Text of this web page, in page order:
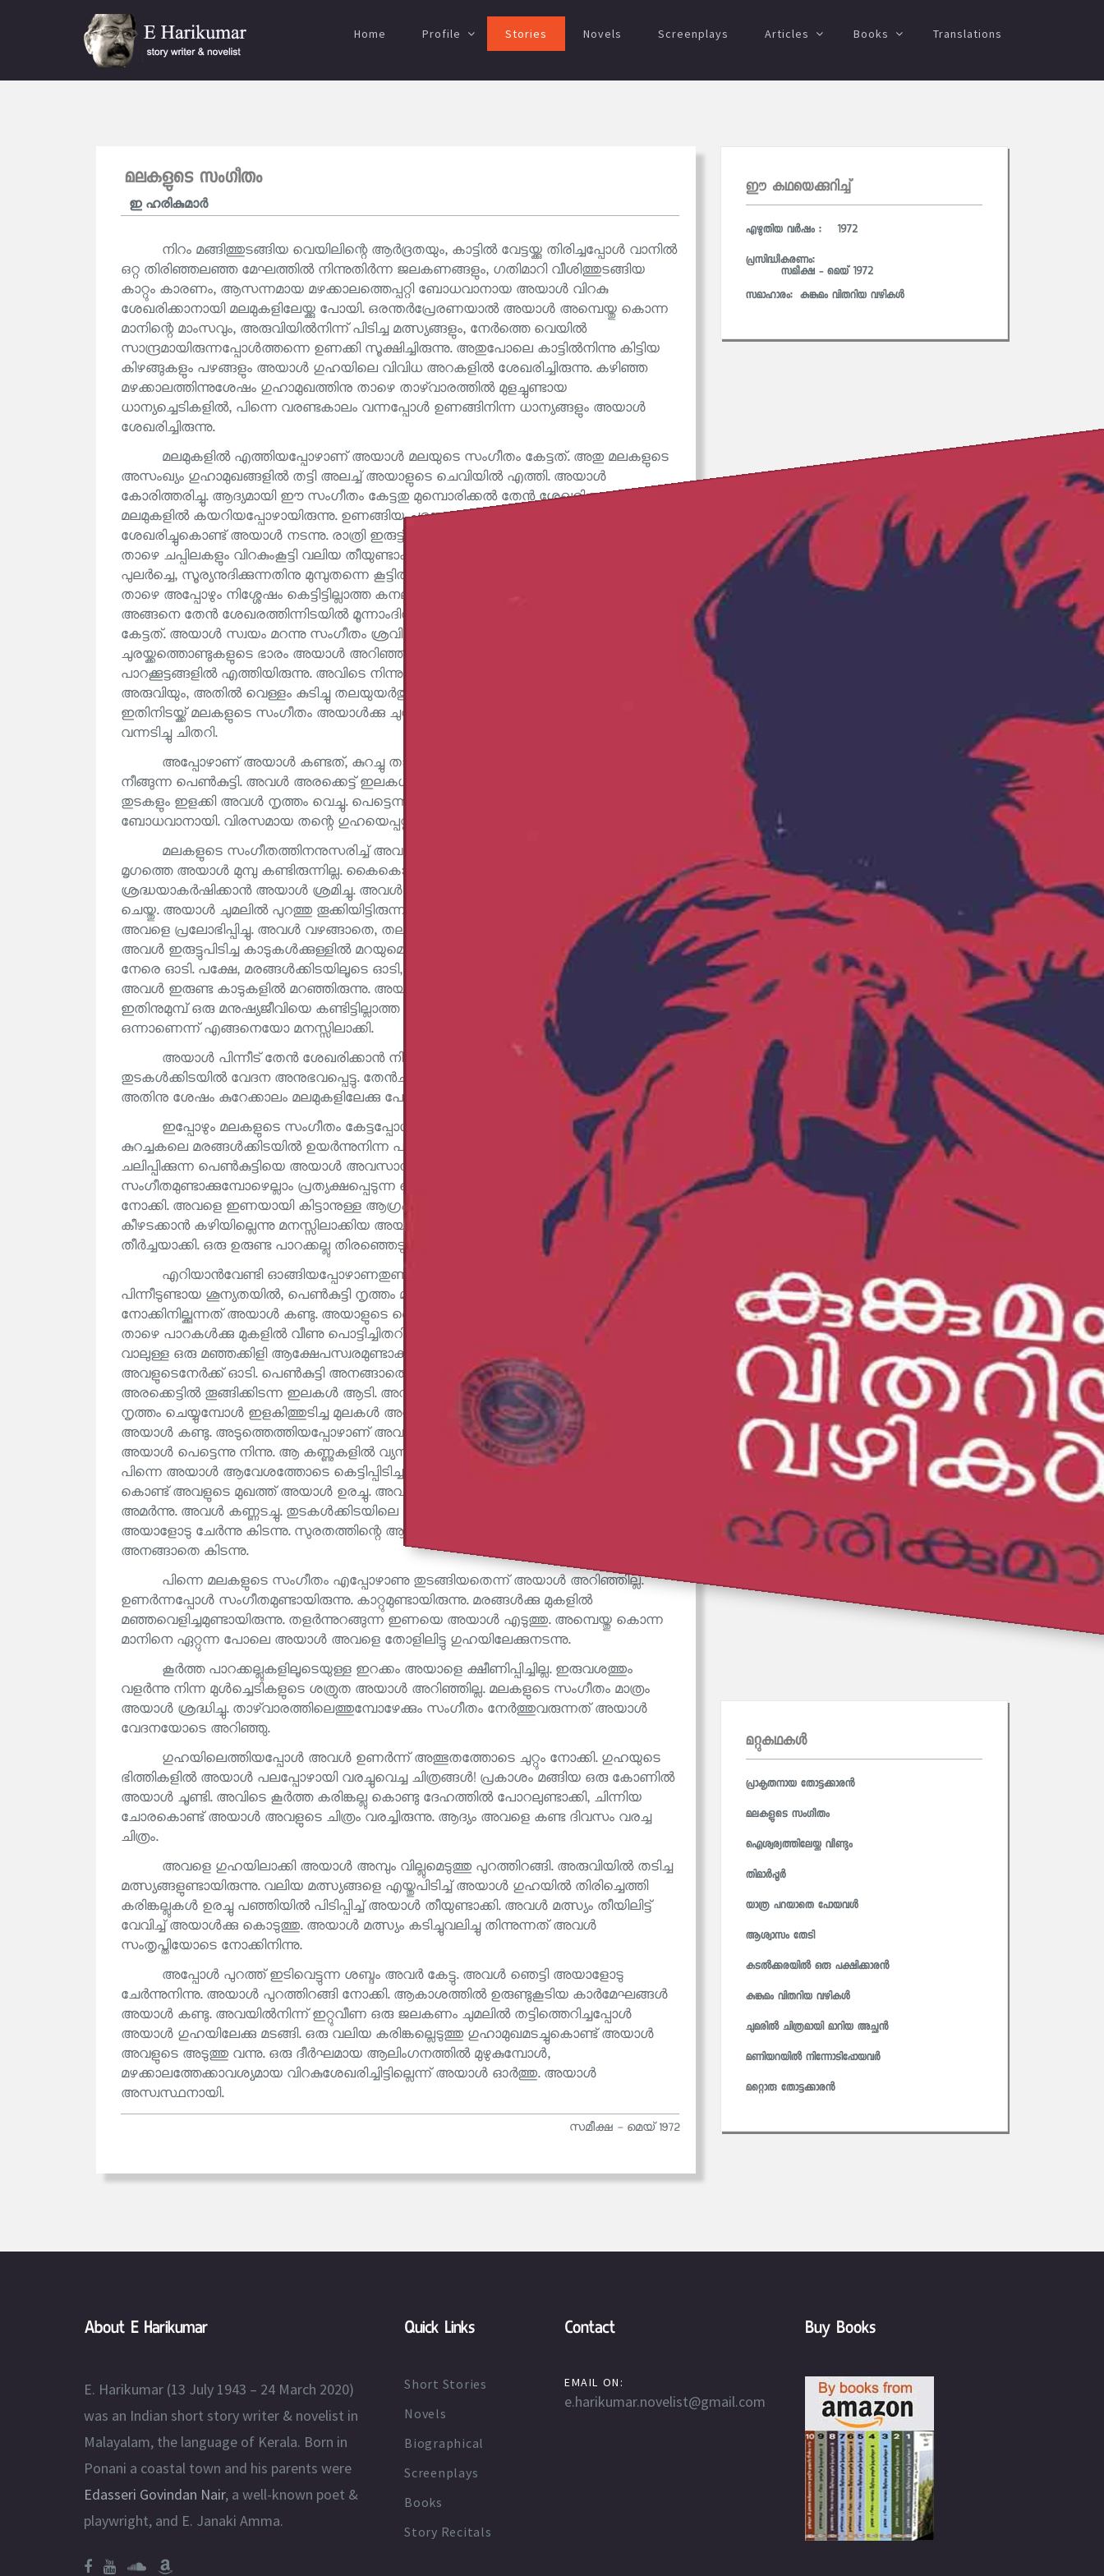
Home Profile Stories Novels Screenplays Articles Books Translations
മലകളുടെ സംഗീതം
ഇ ഹരികുമാര്‍
നിറം മങ്ങിത്തുടങ്ങിയ വെയിലിന്റെ ആർദ്രതയും, കാട്ടിൽ വേട്ടയ്ക്കു തിരിച്ചപ്പോൾ വാനിൽ
ഒറ്റ തിരിഞ്ഞലഞ്ഞ മേഘത്തിൽ നിന്നുതിർന്ന ജലകണങ്ങളും, ഗതിമാറി വീശിത്തുടങ്ങിയ
കാറ്റും കാരണം, ആസന്നമായ മഴക്കാലത്തെപ്പറ്റി ബോധവാനായ അയാൾ വിറകു
ശേഖരിക്കാനായി മലമുകളിലേയ്ക്കു പോയി. ഒരന്തർപ്രേരണയാൽ അയാൾ അമ്പെയ്തു കൊന്ന
മാനിന്റെ മാംസവും, അരുവിയിൽനിന്ന് പിടിച്ച മത്സ്യങ്ങളും, നേർത്തെ വെയിൽ
സാന്ദ്രമായിരുന്നപ്പോൾത്തന്നെ ഉണക്കി സൂക്ഷിച്ചിരുന്നു. അതുപോലെ കാട്ടിൽനിന്നു കിട്ടിയ
കിഴങ്ങുകളും പഴങ്ങളും അയാൾ ഗുഹയിലെ വിവിധ അറകളിൽ ശേഖരിച്ചിരുന്നു. കഴിഞ്ഞ
മഴക്കാലത്തിന്നുശേഷം ഗുഹാമുഖത്തിനു താഴെ താഴ്‌വാരത്തിൽ മുളച്ചുണ്ടായ
ധാന്യച്ചെടികളിൽ, പിന്നെ വരണ്ടകാലം വന്നപ്പോൾ ഉണങ്ങിനിന്ന ധാന്യങ്ങളും അയാൾ
ശേഖരിച്ചിരുന്നു.
മലമുകളിൽ എത്തിയപ്പോഴാണ് അയാൾ മലയുടെ സംഗീതം കേട്ടത്. അതു മലകളുടെ
അസംഖ്യം ഗുഹാമുഖങ്ങളിൽ തട്ടി അലച്ച് അയാളുടെ ചെവിയിൽ എത്തി. അയാൾ
കോരിത്തരിച്ചു. ആദ്യമായി ഈ സംഗീതം കേട്ടതു മുമ്പൊരിക്കൽ തേൻ ശേഖരിക്കാനായി
മലമുകളിൽ കയറിയപ്പോഴായിരുന്നു. ഉണങ്ങിയ ചുരയ്ക്കത്തൊണ്ടുകളിൽ പകൽ മുഴുവൻ തേൻ
ശേഖരിച്ചുകൊണ്ട് അയാൾ നടന്നു. രാത്രി ഇരുട്ടിൽനിന്നും മൃഗങ്ങളിൽ നിന്നും രക്ഷപ്പെടാൻ,
താഴെ ചപ്പിലകളും വിറകുംകൂട്ടി വലിയ തീയുണ്ടാക്കി, അയാൾ മരത്തിന്റെ കവരങ്ങളിൽ ഉറങ്ങി.
പുലർച്ചെ, സൂര്യനുദിക്കുന്നതിനു മുമ്പുതന്നെ കൂട്ടിൽ ഉറങ്ങിയിരുന്ന പക്ഷികളെ പിടിച്ചുകൊന്ന്,
താഴെ അപ്പോഴും നിശ്ശേഷം കെട്ടിട്ടില്ലാത്ത കനലിൽ ചുട്ടെടുത്തു തിന്ന് അയാൾ യാത്ര തുടർന്നു.
അങ്ങനെ തേൻ ശേഖരത്തിന്നിടയിൽ മൂന്നാംദിവസമാണ് അയാൾ മലകളുടെ സംഗീതം
കേട്ടത്. അയാൾ സ്വയം മറന്നു സംഗീതം ശ്രവിച്ചു. തേൻ നിറഞ്ഞുതുളുമ്പുന്ന
ചുരയ്ക്കത്തൊണ്ടുകളുടെ ഭാരം അയാൾ അറിഞ്ഞില്ല. അയാൾ മലയുടെ ഏറ്റവും മുകളിലെ
പാറക്കൂട്ടങ്ങളിൽ എത്തിയിരുന്നു. അവിടെ നിന്നു നോക്കിയാൽ താഴ്‌വാരത്തിൽ ഒഴുകുന്ന
അരുവിയും, അതിൽ വെള്ളം കുടിച്ചു തലയുയർത്തുന്ന മാൻകൂട്ടങ്ങളും ചെറുതായി കാണാം.
ഇതിനിടയ്ക്ക് മലകളുടെ സംഗീതം അയാൾക്കു ചുറ്റും അലകളുണ്ടാക്കി ഒഴുകി, പാറക്കൂട്ടങ്ങളിൽ
വന്നടിച്ചു ചിതറി.
അപ്പോഴാണ് അയാൾ കണ്ടത്, കുറച്ചു താഴെ പാറക്കൂട്ടങ്ങൾക്കു മുകളിൽ നൃത്തം വെച്ചു
നീങ്ങുന്ന പെൺകുട്ടി. അവൾ അരക്കെട്ട് ഇലകൾകൊണ്ടു മറച്ചിരുന്നു. മുഴുത്ത മാറിടവും തടിച്ച
തുടകളും ഇളക്കി അവൾ നൃത്തം വെച്ചു. പെട്ടെന്ന് ഏകാന്തതയെപ്പറ്റി അയാൾ
ബോധവാനായി. വിരസമായ തന്റെ ഗുഹയെപ്പറ്റി അയാൾ ഓർത്തു.
മലകളുടെ സംഗീതത്തിനനുസരിച്ച് അവളുടെ കാലുകൾ ചലിച്ചു. ഇത്ര ഭംഗിയുള്ള ഒരു
മൃഗത്തെ അയാൾ മുമ്പു കണ്ടിരുന്നില്ല. കൈകൊട്ടി, വായകൊണ്ടു ശബ്ദം ഉണ്ടാക്കി അവളുടെ
ശ്രദ്ധയാകർഷിക്കാൻ അയാൾ ശ്രമിച്ചു. അവൾ തലയുയർത്തി നോക്കി, നൃത്തം തുടരുകയും
ചെയ്തു. അയാൾ ചുമലിൽ പുറത്തു തൂക്കിയിട്ടിരുന്ന തേൻ നിറച്ച ചുരയ്ക്കാത്തൊണ്ടെടുത്തു കാണിച്ച്
അവളെ പ്രലോഭിപ്പിച്ചു. അവൾ വഴങ്ങാതെ, തലയാട്ടി നൃത്തം ചവിട്ടി നീങ്ങി. അടുത്തുതന്നെ
അവൾ ഇരുട്ടുപിടിച്ച കാടുകൾക്കുള്ളിൽ മറയുമെന്നു ബോദ്ധ്യമായപ്പോൾ അയാൾ അവളുടെ
നേരെ ഓടി. പക്ഷേ, മരങ്ങൾക്കിടയിലൂടെ ഓടി, പാറക്കൂട്ടങ്ങൾ കണ്ടുപിടിച്ചെത്തുമ്പോഴേക്ക്
അവൾ ഇരുണ്ട കാടുകളിൽ മറഞ്ഞിരുന്നു. അയാൾ നിരാശനായി, അസ്വസ്ഥനായി.
ഇതിനുമുമ്പ് ഒരു മനുഷ്യജീവിയെ കണ്ടിട്ടില്ലാത്ത അയാൾ, ഈ മൃഗം തന്റെ വംശത്തിൽപ്പെട്ട
ഒന്നാണെന്ന് എങ്ങനെയോ മനസ്സിലാക്കി.
അയാൾ പിന്നീട് തേൻ ശേഖരിക്കാൻ നില്ക്കാതെ ഗുഹയിലേക്കു മടങ്ങി. അയാളുടെ
തുടകൾക്കിടയിൽ വേദന അനുഭവപ്പെട്ടു. തേൻചുരയ്ക്കകൾ തുളുമ്പി പുറം മുഴുവൻ നനഞ്ഞിരുന്നു.
അതിനു ശേഷം കുറേക്കാലം മലമുകളിലേക്കു പോകാൻ അയാൾ ഭയപ്പെട്ടു.
ഇപ്പോഴും മലകളുടെ സംഗീതം കേട്ടപ്പോൾ അയാൾ പ്രതീക്ഷയോടെ ചുറ്റും നോക്കി.
കുറച്ചകലെ മരങ്ങൾക്കിടയിൽ ഉയർന്നുനിന്ന പാറകൾക്കു മീതെ ചുവടൊപ്പിച്ച് കാലുകൾ
ചലിപ്പിക്കുന്ന പെൺകുട്ടിയെ അയാൾ അവസാനം കണ്ടു. മലകൾ
സംഗീതമുണ്ടാക്കുമ്പോഴെല്ലാം പ്രത്യക്ഷപ്പെടുന്ന പെൺകുട്ടിയെ അയാൾ കൗതുകപൂർവ്വം
നോക്കി. അവളെ ഇണയായി കിട്ടാനുള്ള ആഗ്രഹമുണ്ടായി. പ്രലോഭനങ്ങളാൽ അവളെ
കീഴടക്കാൻ കഴിയില്ലെന്നു മനസ്സിലാക്കിയ അയാൾ, അവളെ കൊന്ന് സ്വന്തമാക്കാൻ
തീർച്ചയാക്കി. ഒരു ഉരുണ്ട പാറക്കല്ലു തിരഞ്ഞെടുത്ത് എറിയാൻ അയാൾ തയ്യാറായി.
എറിയാൻവേണ്ടി ഓങ്ങിയപ്പോഴാണതുണ്ടായത്. പെട്ടെന്നു മലകളുടെ സംഗീതം നിലച്ചു.
പിന്നീടുണ്ടായ ശൂന്യതയിൽ, പെൺകുട്ടി നൃത്തം മതിയാക്കി അയാളെ നിർന്നിമേഷയായി
നോക്കിനില്ക്കുന്നത് അയാൾ കണ്ടു. അയാളുടെ കൈ ചലിച്ചില്ല. കൈയിൽനിന്ന് ഉരുളൻ കല്ലു
താഴെ പാറകൾക്കു മുകളിൽ വീണു പൊട്ടിച്ചിതറി. മുകളിൽ മരത്തിന്റെ കൊമ്പിൽ നീണ്ട
വാലുള്ള ഒരു മഞ്ഞക്കിളി ആക്ഷേപസ്വരമുണ്ടാക്കി. കാറ്റിൽ മുളങ്കൂട്ടങ്ങൾ കരഞ്ഞു. അയാൾ
അവളുടെനേർക്ക് ഓടി. പെൺകുട്ടി അനങ്ങാതെ അയാളെ നോക്കി നിന്നു. കാറ്റിൽ അവളുടെ
അരക്കെട്ടിൽ തൂങ്ങിക്കിടന്ന ഇലകൾ ആടി. അവളുടെ സമൃദ്ധിയായ തുടകൾ അയാൾ കണ്ടു.
നൃത്തം ചെയ്യുമ്പോൾ ഇളകിത്തുടിച്ച മുലകൾ അവളുടെ നിശ്വാസത്തിൽ ഉയർന്നമരുന്നത്
അയാൾ കണ്ടു. അടുത്തെത്തിയപ്പോഴാണ് അവളുടെ ആർദ്രമായ കണ്ണുകൾ അയാൾ കണ്ടത്.
അയാൾ പെട്ടെന്നു നിന്നു. ആ കണ്ണുകളിൽ വ്യസനമുണ്ടായിരുന്നു, പരിഭവമുണ്ടായിരുന്നു.
പിന്നെ അയാൾ ആവേശത്തോടെ കെട്ടിപ്പിടിച്ചപ്പോൾ അവൾ വഴങ്ങി. താടിരോമങ്ങൾ
കൊണ്ട് അവളുടെ മുഖത്ത് അയാൾ ഉരച്ചു. അവളുടെ തിങ്ങിയ മുലകൾ അയാളുടെ നെഞ്ചിൽ
അമർന്നു. അവൾ കണ്ണടച്ചു. തുടകൾക്കിടയിലെ വേദന അയാൾ അറിഞ്ഞു. അവൾ
അയാളോടു ചേർന്നു കിടന്നു. സുരതത്തിന്റെ ആനന്ദം അയാൾ കണ്ടെത്തി. അവർ
അനങ്ങാതെ കിടന്നു.
പിന്നെ മലകളുടെ സംഗീതം എപ്പോഴാണു തുടങ്ങിയതെന്ന് അയാൾ അറിഞ്ഞില്ല.
ഉണർന്നപ്പോൾ സംഗീതമുണ്ടായിരുന്നു. കാറ്റുമുണ്ടായിരുന്നു. മരങ്ങൾക്കു മുകളിൽ
മഞ്ഞവെളിച്ചമുണ്ടായിരുന്നു. തളർന്നുറങ്ങുന്ന ഇണയെ അയാൾ എടുത്തു. അമ്പെയ്തു കൊന്ന
മാനിനെ ഏറ്റുന്ന പോലെ അയാൾ അവളെ തോളിലിട്ടു ഗുഹയിലേക്കുനടന്നു.
കൂർത്ത പാറക്കല്ലുകളിലൂടെയുള്ള ഇറക്കം അയാളെ ക്ഷീണിപ്പിച്ചില്ല. ഇരുവശത്തും
വളർന്നു നിന്ന മുൾച്ചെടികളുടെ ശത്രുത അയാൾ അറിഞ്ഞില്ല. മലകളുടെ സംഗീതം മാത്രം
അയാൾ ശ്രദ്ധിച്ചു. താഴ്‌വാരത്തിലെത്തുമ്പോഴേക്കും സംഗീതം നേർത്തുവരുന്നത് അയാൾ
വേദനയോടെ അറിഞ്ഞു.
ഗുഹയിലെത്തിയപ്പോൾ അവൾ ഉണർന്ന് അത്ഭുതത്തോടെ ചുറ്റും നോക്കി. ഗുഹയുടെ
ഭിത്തികളിൽ അയാൾ പലപ്പോഴായി വരച്ചുവെച്ച ചിത്രങ്ങൾ! പ്രകാശം മങ്ങിയ ഒരു കോണിൽ
അയാൾ ചൂണ്ടി. അവിടെ കൂർത്ത കരിങ്കല്ലു കൊണ്ടു ദേഹത്തിൽ പോറലുണ്ടാക്കി, ചിന്നിയ
ചോരകൊണ്ട് അയാൾ അവളുടെ ചിത്രം വരച്ചിരുന്നു. ആദ്യം അവളെ കണ്ട ദിവസം വരച്ച
ചിത്രം.
അവളെ ഗുഹയിലാക്കി അയാൾ അമ്പും വില്ലുമെടുത്തു പുറത്തിറങ്ങി. അരുവിയിൽ തടിച്ച
മത്സ്യങ്ങളുണ്ടായിരുന്നു. വലിയ മത്സ്യങ്ങളെ എയ്തുപിടിച്ച് അയാൾ ഗുഹയിൽ തിരിച്ചെത്തി
കരിങ്കല്ലുകൾ ഉരച്ചു പഞ്ഞിയിൽ പിടിപ്പിച്ച് അയാൾ തീയുണ്ടാക്കി. അവൾ മത്സ്യം തീയിലിട്ട്
വേവിച്ച് അയാൾക്കു കൊടുത്തു. അയാൾ മത്സ്യം കടിച്ചുവലിച്ചു തിന്നുന്നത് അവൾ
സംതൃപ്തിയോടെ നോക്കിനിന്നു.
അപ്പോൾ പുറത്ത് ഇടിവെട്ടുന്ന ശബ്ദം അവർ കേട്ടു. അവൾ ഞെട്ടി അയാളോടു
ചേർന്നുനിന്നു. അയാൾ പുറത്തിറങ്ങി നോക്കി. ആകാശത്തിൽ ഉരുണ്ടുകൂടിയ കാർമേഘങ്ങൾ
അയാൾ കണ്ടു. അവയിൽനിന്ന് ഇറ്റുവീണ ഒരു ജലകണം ചുമലിൽ തട്ടിത്തെറിച്ചപ്പോൾ
അയാൾ ഗുഹയിലേക്കു മടങ്ങി. ഒരു വലിയ കരിങ്കല്ലെടുത്തു ഗുഹാമുഖമടച്ചുകൊണ്ട് അയാൾ
അവളുടെ അടുത്തു വന്നു. ഒരു ദീർഘമായ ആലിംഗനത്തിൽ മുഴുകുമ്പോൾ,
മഴക്കാലത്തേക്കാവശ്യമായ വിറകുശേഖരിച്ചിട്ടില്ലെന്ന് അയാൾ ഓർത്തു. അയാൾ
അസ്വസ്ഥനായി.
സമീക്ഷ - മെയ് 1972
ഈ കഥയെക്കുറിച്ച്
എഴുതിയ വര്‍ഷം : 1972
പ്രസിദ്ധീകരണം:
സമീക്ഷ - മെയ് 1972
സമാഹാരം: കുങ്കുമം വിതറിയ വഴികള്‍
മറ്റുകഥകള്‍
പ്രാകൃതനായ തോട്ടക്കാരൻ
മലകളുടെ സംഗീതം
ഐശ്വര്യത്തിലേയ്ക്കു വീണ്ടും
തിമാർപ്പൂർ
യാത്ര പറയാതെ പോയവൾ
ആശ്വാസം തേടി
കടൽക്കരയിൽ ഒരു പക്ഷിക്കാരൻ
കുങ്കുമം വിതറിയ വഴികൾ
ചുമരിൽ ചിത്രമായി മാറിയ അച്ഛൻ
മണിയറയിൽ നിന്നോടിപ്പോയവർ
മറ്റൊരു തോട്ടക്കാരൻ
About E Harikumar
E. Harikumar (13 July 1943 – 24 March 2020)
was an Indian short story writer & novelist in
Malayalam, the language of Kerala. Born in
Ponani a coastal town and his parents were
Edasseri Govindan Nair, a well-known poet &
playwright, and E. Janaki Amma.
Quick Links
Short Stories
Novels
Biographical
Screenplays
Books
Story Recitals
Contact
EMAIL ON:
e.harikumar.novelist@gmail.com
Buy Books